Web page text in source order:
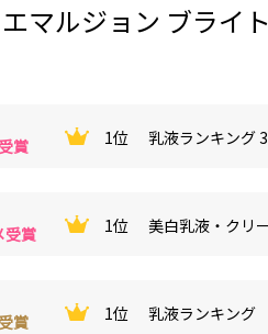
マルジョン ブライ
賞
1位 乳液ランキング
受賞
1位 美白乳液・クリ
賞
1位 乳液ランキング